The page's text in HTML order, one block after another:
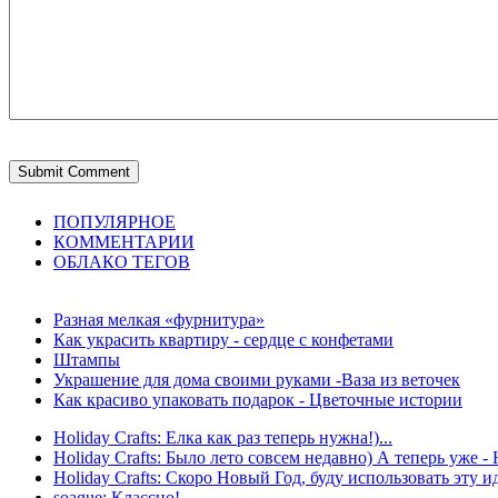
ПОПУЛЯРНОЕ
КОММЕНТАРИИ
ОБЛАКО ТЕГОВ
Разная мелкая «фурнитура»
Как украсить квартиру - сердце с конфетами
Штампы
Украшение для дома своими руками -Ваза из веточек
Как красиво упаковать подарок - Цветочные истории
Holiday Crafts: Елка как раз теперь нужна!)...
Holiday Crafts: Было лето совсем недавно) А теперь уже
Holiday Crafts: Скоро Новый Год, буду использовать эту